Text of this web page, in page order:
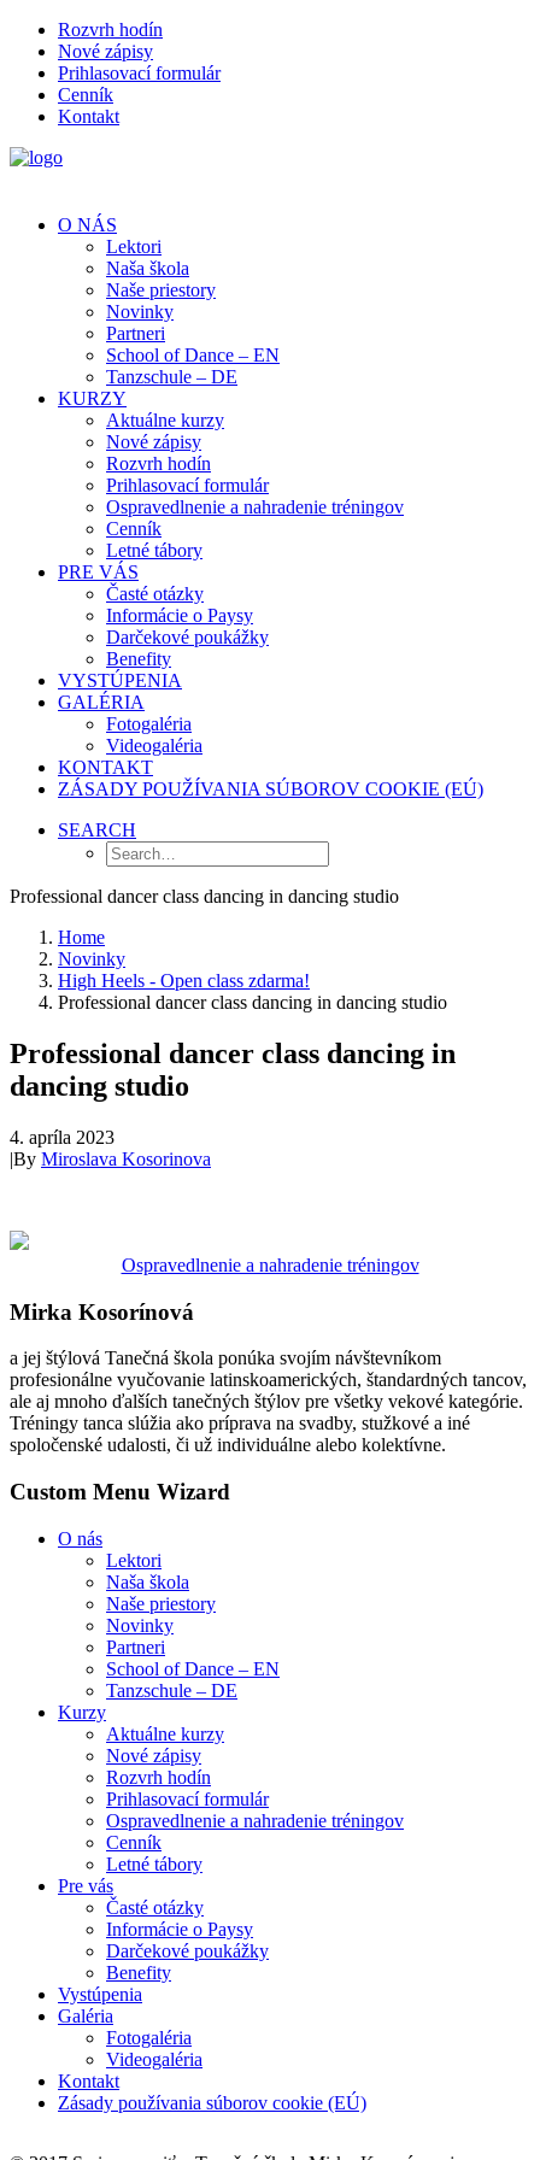
Rozvrh hodín
Nové zápisy
Prihlasovací formulár
Cenník
Kontakt
O NÁS
Lektori
Naša škola
Naše priestory
Novinky
Partneri
School of Dance – EN
Tanzschule – DE
KURZY
Aktuálne kurzy
Nové zápisy
Rozvrh hodín
Prihlasovací formulár
Ospravedlnenie a nahradenie tréningov
Cenník
Letné tábory
PRE VÁS
Časté otázky
Informácie o Paysy
Darčekové poukážky
Benefity
VYSTÚPENIA
GALÉRIA
Fotogaléria
Videogaléria
KONTAKT
ZÁSADY POUŽÍVANIA SÚBOROV COOKIE (EÚ)
SEARCH
Professional dancer class dancing in dancing studio
Home
Novinky
High Heels - Open class zdarma!
Professional dancer class dancing in dancing studio
Professional dancer class dancing in
dancing studio
4. apríla 2023
|By Miroslava Kosorinova
Ospravedlnenie a nahradenie tréningov
Mirka Kosorínová
a jej štýlová Tanečná škola ponúka svojím návštevníkom
profesionálne vyučovanie latinskoamerických, štandardných tancov,
ale aj mnoho ďalších tanečných štýlov pre všetky vekové kategórie.
Tréningy tanca slúžia ako príprava na svadby, stužkové a iné
spoločenské udalosti, či už individuálne alebo kolektívne.
Custom Menu Wizard
O nás
Lektori
Naša škola
Naše priestory
Novinky
Partneri
School of Dance – EN
Tanzschule – DE
Kurzy
Aktuálne kurzy
Nové zápisy
Rozvrh hodín
Prihlasovací formulár
Ospravedlnenie a nahradenie tréningov
Cenník
Letné tábory
Pre vás
Časté otázky
Informácie o Paysy
Darčekové poukážky
Benefity
Vystúpenia
Galéria
Fotogaléria
Videogaléria
Kontakt
Zásady používania súborov cookie (EÚ)